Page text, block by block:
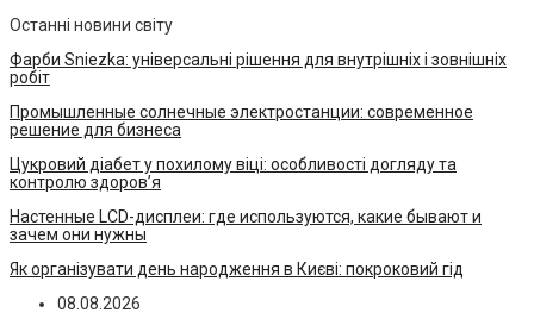
Останні новини світу
Фарби Sniezka: універсальні рішення для внутрішніх і зовнішніх
робіт
Промышленные солнечные электростанции: современное
решение для бизнеса
Цукровий діабет у похилому віці: особливості догляду та
контролю здоров’я
Настенные LCD-дисплеи: где используются, какие бывают и
зачем они нужны
Як організувати день народження в Києві: покроковий гід
08.08.2026